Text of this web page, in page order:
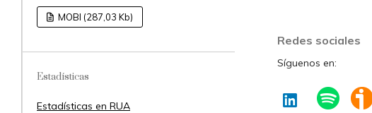
MOBI (287,03 Kb)
Estadísticas
Estadísticas en RUA
Redes sociales
Síguenos en: